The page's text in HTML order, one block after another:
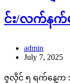
င်း/လက်နက်
admin
July 7, 2025
ဇူလိုင် ၅ ရက်နေ့က